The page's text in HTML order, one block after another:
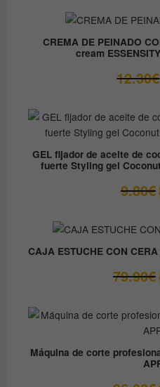
CREMA DE PEINADO
cream
12.30€
GEL fijador de aceite de
fuerte Styling gel
9.80€
CAJA ESTUCHE CON
79.90€
Máquina de corte